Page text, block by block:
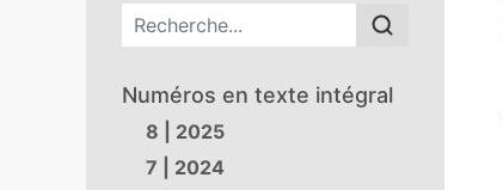
Menu principal
Numéros en texte intégral
8 | 2025
7 | 2024